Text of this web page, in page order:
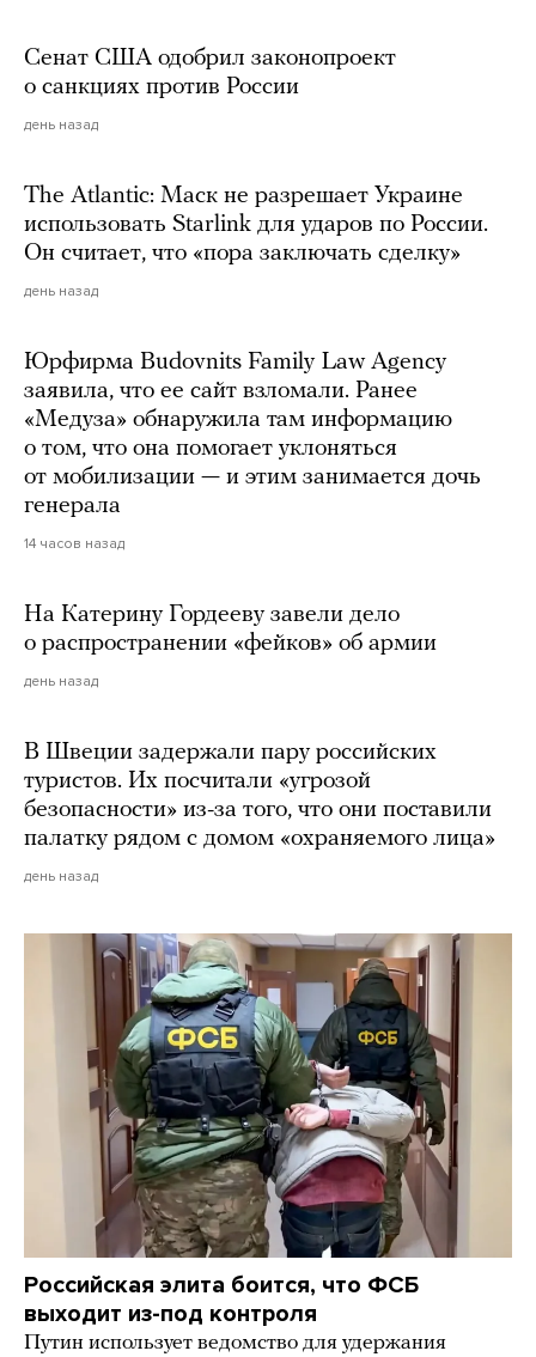
Сенат США одобрил законопроект
о санкциях против России
день назад
The Atlantic: Маск не разрешает Украине
использовать Starlink для ударов по России.
Он считает, что «пора заключать сделку»
день назад
Юрфирма Budovnits Family Law Agency
заявила, что ее сайт взломали. Ранее
«Медуза» обнаружила там информацию
о том, что она помогает уклоняться
от мобилизации — и этим занимается дочь
генерала
14 часов назад
На Катерину Гордееву завели дело
о распространении «фейков» об армии
день назад
В Швеции задержали пару российских
туристов. Их посчитали «угрозой
безопасности» из-за того, что они поставили
палатку рядом с домом «охраняемого лица»
день назад
Российская элита боится, что ФСБ
выходит из-под контроля
Путин использует ведомство для удержания